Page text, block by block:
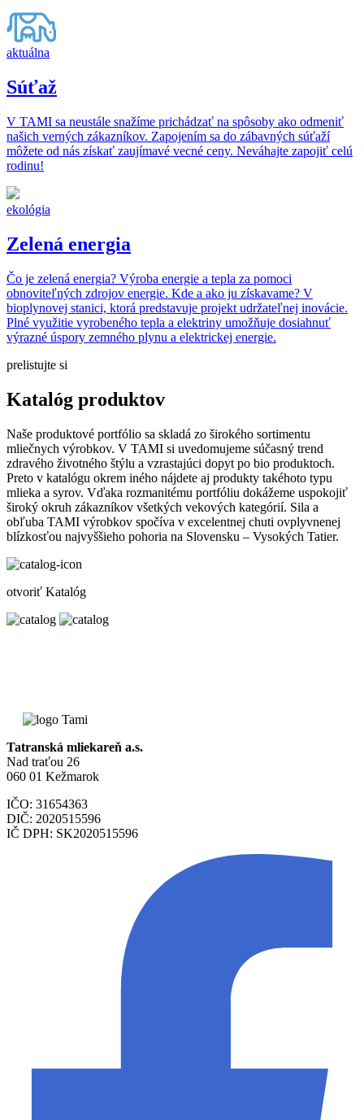
aktuálna
Súťaž
V TAMI sa neustále snažíme prichádzať na spôsoby ako odmeniť
našich verných zákazníkov. Zapojením sa do zábavných súťaží
môžete od nás získať zaujímavé vecné ceny. Neváhajte zapojiť celú
rodinu!
ekológia
Zelená energia
Čo je zelená energia? Výroba energie a tepla za pomoci
obnoviteľných zdrojov energie. Kde a ako ju získavame? V
bioplynovej stanici, ktorá predstavuje projekt udržateľnej inovácie.
Plné využitie vyrobeného tepla a elektriny umožňuje dosiahnuť
výrazné úspory zemného plynu a elektrickej energie.
prelistujte si
Katalóg produktov
Naše produktové portfólio sa skladá zo širokého sortimentu
mliečnych výrobkov. V TAMI si uvedomujeme súčasný trend
zdravého životného štýlu a vzrastajúci dopyt po bio produktoch.
Preto v katalógu okrem iného nájdete aj produkty takéhoto typu
mlieka a syrov. Vďaka rozmanitému portfóliu dokážeme uspokojiť
široký okruh zákazníkov všetkých vekových kategórií. Sila a
obľuba TAMI výrobkov spočíva v excelentnej chuti ovplyvnenej
blízkosťou najvyššieho pohoria na Slovensku – Vysokých Tatier.
otvoriť Katalóg
Tatranská mliekareň a.s.
Nad traťou 26
060 01 Kežmarok
IČO: 31654363
DIČ: 2020515596
IČ DPH: SK2020515596